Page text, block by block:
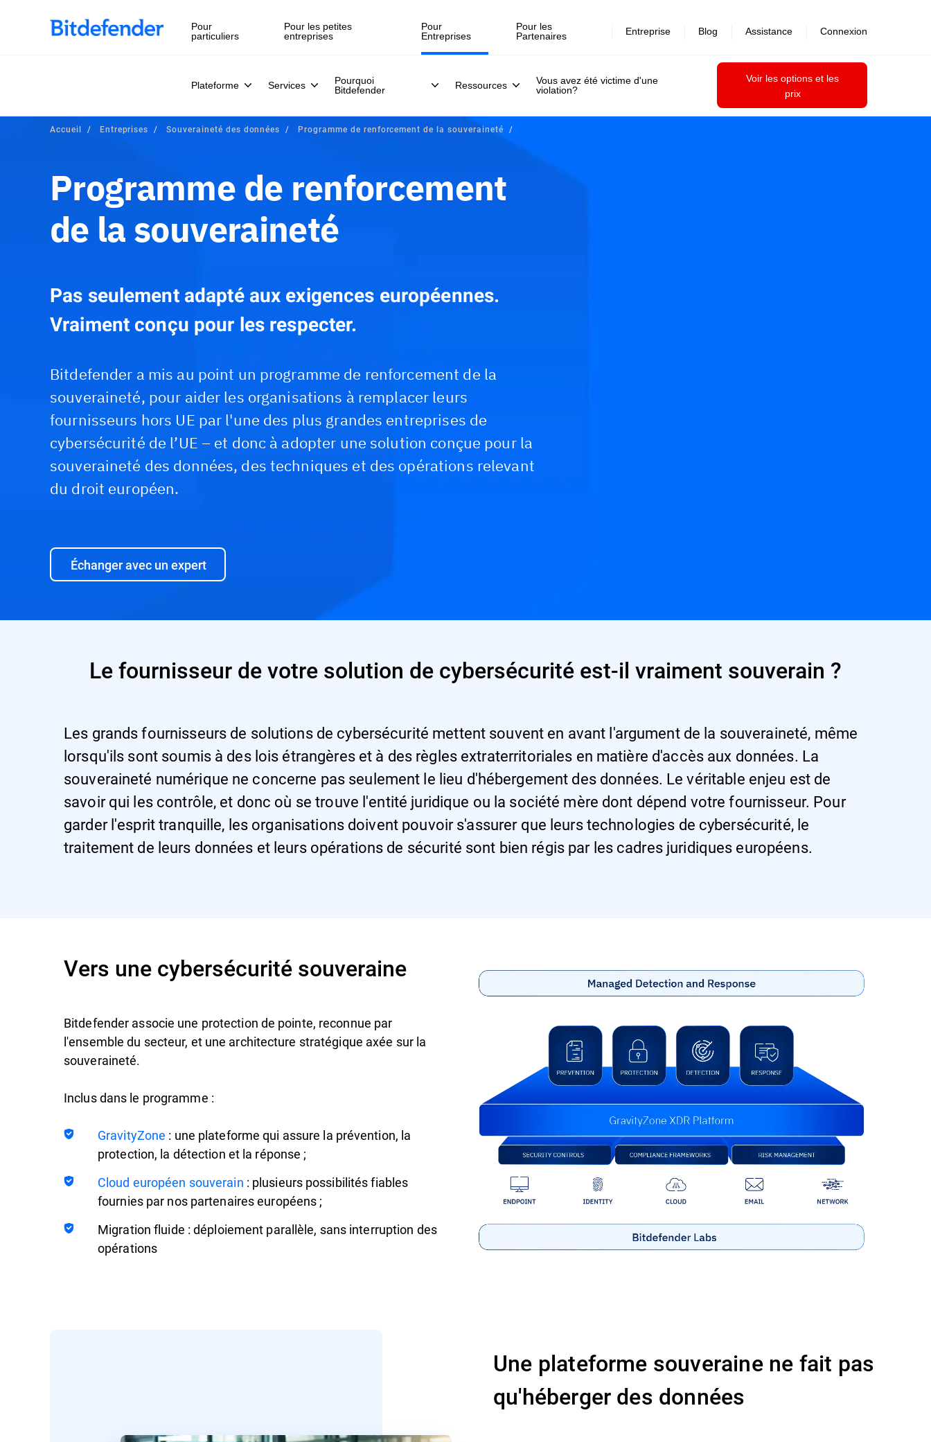
Pour
particuliers
Pour les petites
entreprises
Pour
Entreprises
Plateforme Services
Pourquoi
Bitdefender
Ressources
Vous avez été victime d'une
violation?
Voir les options et les
prix
Pour les
Partenaires
Entreprise Blog Assistance Connexion
Accueil Entreprises Souveraineté des données Programme de renforcement de la souveraineté
Programme de renforcement
de la souveraineté
Pas seulement adapté aux exigences européennes.
Vraiment conçu pour les respecter.
Bitdefender a mis au point un programme de renforcement de la
souveraineté, pour aider les organisations à remplacer leurs
fournisseurs hors UE par l'une des plus grandes entreprises de
cybersécurité de l’UE – et donc à adopter une solution conçue pour la
souveraineté des données, des techniques et des opérations relevant
du droit européen.
Échanger avec un expert
Le fournisseur de votre solution de cybersécurité est-il vraiment souverain ?
Les grands fournisseurs de solutions de cybersécurité mettent souvent en avant l'argument de la souveraineté, même
lorsqu'ils sont soumis à des lois étrangères et à des règles extraterritoriales en matière d'accès aux données. La
souveraineté numérique ne concerne pas seulement le lieu d'hébergement des données. Le véritable enjeu est de
savoir qui les contrôle, et donc où se trouve l'entité juridique ou la société mère dont dépend votre fournisseur. Pour
garder l'esprit tranquille, les organisations doivent pouvoir s'assurer que leurs technologies de cybersécurité, le
traitement de leurs données et leurs opérations de sécurité sont bien régis par les cadres juridiques européens.
Vers une cybersécurité souveraine
Bitdefender associe une protection de pointe, reconnue par
l'ensemble du secteur, et une architecture stratégique axée sur la
souveraineté.
Inclus dans le programme :
GravityZone : une plateforme qui assure la prévention, la
protection, la détection et la réponse ;
Cloud européen souverain : plusieurs possibilités fiables
fournies par nos partenaires européens ;
Migration fluide : déploiement parallèle, sans interruption des
opérations
Une plateforme souveraine ne fait pas
qu'héberger des données